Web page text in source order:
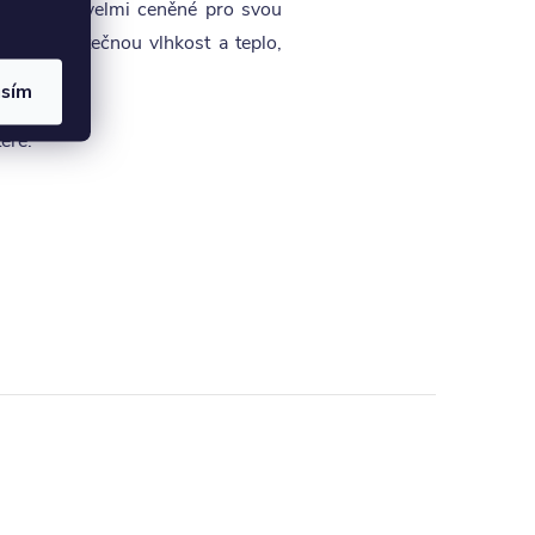
je velmi ceněné pro svou
přebytečnou vlhkost a teplo,